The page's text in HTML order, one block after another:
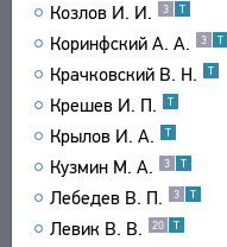
Козлов И. И. 3 Т
Коринфский А. А. 3 Т
Крачковский В. Н. Т
Крешев И. П. Т
Крылов И. А. Т
Кузмин М. А. 3 Т
Лебедев В. П. 3 Т
Левик В. В. 20 Т